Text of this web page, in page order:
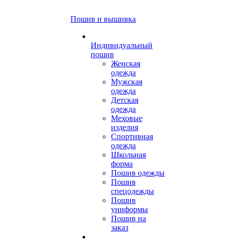
Пошив и вышивка
Индивидуальный
пошив
Женская
одежда
Мужская
одежда
Детская
одежда
Меховые
изделия
Спортивная
одежда
Школьная
форма
Пошив одежды
Пошив
спецодежды
Пошив
униформы
Пошив на
заказ